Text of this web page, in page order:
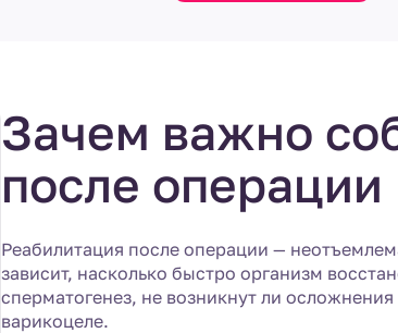
Зачем важно
после операции
Реабилитация после операции —
зависит, насколько быстро организм
сперматогенез, не возникнут ли
варикоцеле.